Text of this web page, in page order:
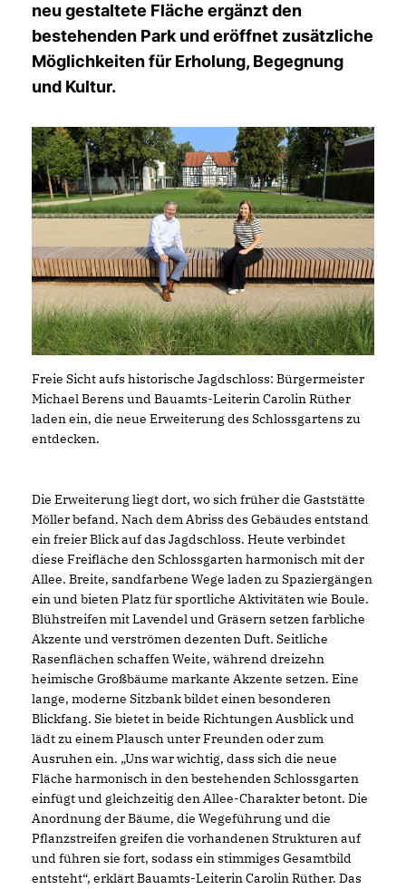
neu gestaltete Fläche ergänzt den
bestehenden Park und eröffnet zusätzliche
Möglichkeiten für Erholung, Begegnung
und Kultur.
Freie Sicht aufs historische Jagdschloss: Bürgermeister
Michael Berens und Bauamts-Leiterin Carolin Rüther
laden ein, die neue Erweiterung des Schlossgartens zu
entdecken.
Die Erweiterung liegt dort, wo sich früher die Gaststätte
Möller befand. Nach dem Abriss des Gebäudes entstand
ein freier Blick auf das Jagdschloss. Heute verbindet
diese Freifläche den Schlossgarten harmonisch mit der
Allee. Breite, sandfarbene Wege laden zu Spaziergängen
ein und bieten Platz für sportliche Aktivitäten wie Boule.
Blühstreifen mit Lavendel und Gräsern setzen farbliche
Akzente und verströmen dezenten Duft. Seitliche
Rasenflächen schaffen Weite, während dreizehn
heimische Großbäume markante Akzente setzen. Eine
lange, moderne Sitzbank bildet einen besonderen
Blickfang. Sie bietet in beide Richtungen Ausblick und
lädt zu einem Plausch unter Freunden oder zum
Ausruhen ein. „Uns war wichtig, dass sich die neue
Fläche harmonisch in den bestehenden Schlossgarten
einfügt und gleichzeitig den Allee-Charakter betont. Die
Anordnung der Bäume, die Wegeführung und die
Pflanzstreifen greifen die vorhandenen Strukturen auf
und führen sie fort, sodass ein stimmiges Gesamtbild
entsteht“, erklärt Bauamts-Leiterin Carolin Rüther. Das